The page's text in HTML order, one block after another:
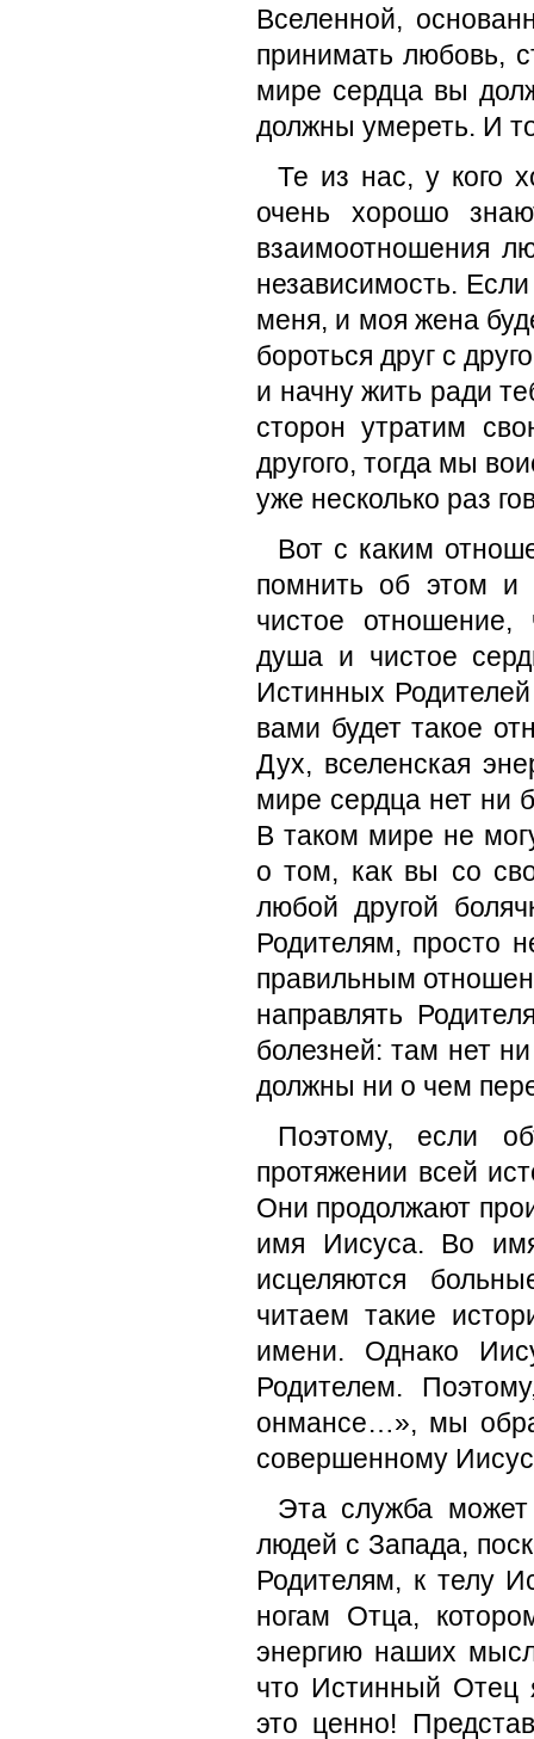
Вселенной,
принимать любовь,
мире сердца вы
должны умереть. И
Те из нас, у кого
очень хорошо
взаимоотношения
независимость.
меня, и моя жена
бороться друг с
и начну жить ради
сторон утратим
другого, тогда мы
уже несколько раз
Вот с каким
помнить об этом и
чистое отношение,
душа и чистое
Истинных
вами будет такое
Дух, вселенская
мире сердца нет ни
В таком мире не
о том, как вы со
любой другой
Родителям, просто
правильным
направлять
болезней: там нет
должны ни о чем
Поэтому, если
протяжении всей
Они продолжают
имя Иисуса. Во
исцеляются
читаем такие
имени. Однако
Родителем.
онмансе…», мы
совершенному
Эта служба может
людей с Запада,
Родителям, к телу
ногам Отца,
энергию наших
что Истинный Отец
это ценно!